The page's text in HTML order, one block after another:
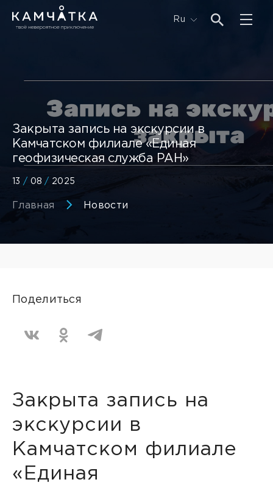
Ru
Закрыта запись на экскурсии в
Камчатском филиале «Единая
геофизическая служба РАН»
13 / 08 / 2025
Главная Новости
Поделиться
Закрыта запись на
экскурсии в
Камчатском филиале
«Единая